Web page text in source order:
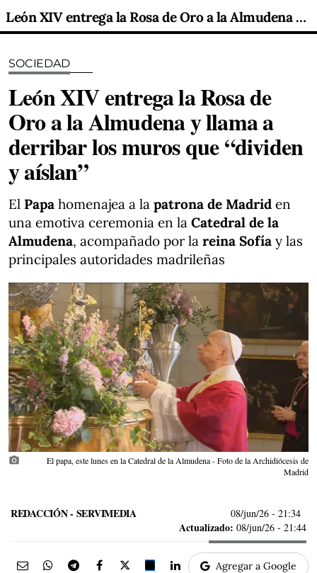
León XIV entrega la Rosa de Oro a la Almudena y llama a derribar los muros que “dividen y aíslan”
SOCIEDAD
León XIV entrega la Rosa de
Oro a la Almudena y llama a
derribar los muros que “dividen
y aíslan”
El Papa homenajea a la patrona de Madrid en
una emotiva ceremonia en la Catedral de la
Almudena, acompañado por la reina Sofía y las
principales autoridades madrileñas
photo_camera
El papa, este lunes en la Catedral de la Almudena - Foto de la Archidiócesis de
Madrid
REDACCIÓN - SERVIMEDIA 08/jun/26 - 21:34
Actualizado: 08/jun/26 - 21:44
Agregar a Google